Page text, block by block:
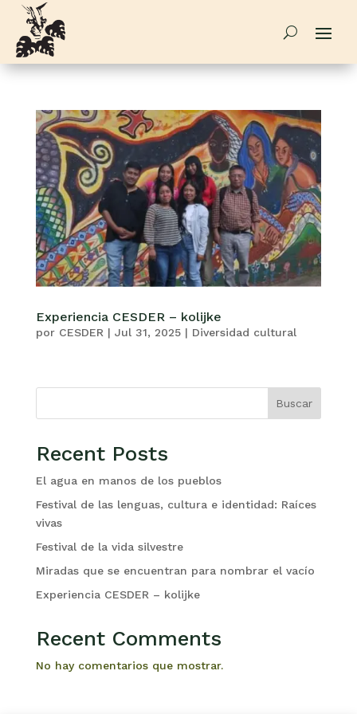
Experiencia CESDER – kolijke
por CESDER | Jul 31, 2025| Diversidad cultural
Buscar
Recent Posts
El agua en manos de los pueblos
Festival de las lenguas, cultura e identidad: Raíces
vivas
Festival de la vida silvestre
Miradas que se encuentran para nombrar el vacío
Experiencia CESDER – kolijke
Recent Comments
No hay comentarios que mostrar.